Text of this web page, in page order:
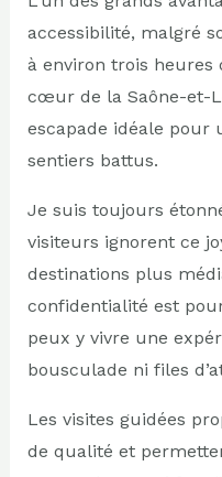
accessibilité, malgré
à environ trois heures
cœur de la Saône-et-
escapade idéale pour
sentiers battus.
Je suis toujours
visiteurs ignorent ce
destinations plus
confidentialité est
peux y vivre une
bousculade ni files
Les visites guidées
de qualité et